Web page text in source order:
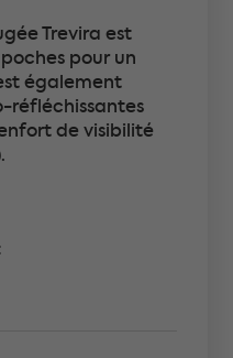
Trevira est
pour un
également
réfléchissantes
de visibilité